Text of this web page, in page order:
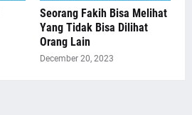
Seorang Fakih Bisa Melihat
Yang Tidak Bisa Dilihat
Orang Lain
December 20, 2023